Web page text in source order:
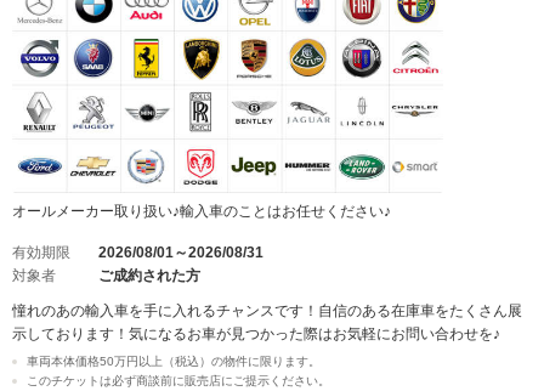
オールメーカー取り扱い♪輸入車のことはお任せください♪
有効期限
2026/08/01～2026/08/31
対象者
ご成約された方
憧れのあの輸入車を手に入れるチャンスです！自信のある在庫車をたくさん展
示しております！気になるお車が見つかった際はお気軽にお問い合わせを♪
車両本体価格50万円以上（税込）の物件に限ります。
このチケットは必ず商談前に販売店にご提示ください。